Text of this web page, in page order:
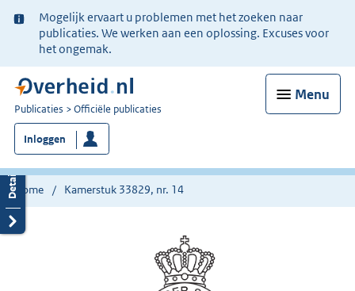
Ter
informatie:
Mogelijk ervaart u problemen met het zoeken naar
publicaties. We werken aan een oplossing. Excuses voor
het ongemak.
Menu
U
bent
nu
hier:
Publicaties Officiële publicaties
Inloggen
Home Kamerstuk 33829, nr. 14